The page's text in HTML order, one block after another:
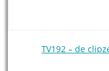
najaar. Edwin Wendt
TV192 – de